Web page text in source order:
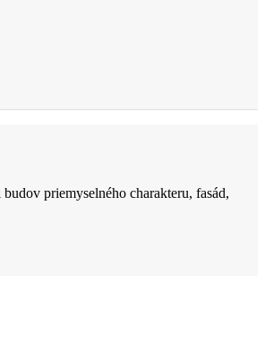
priemyselného charakteru, fasád,